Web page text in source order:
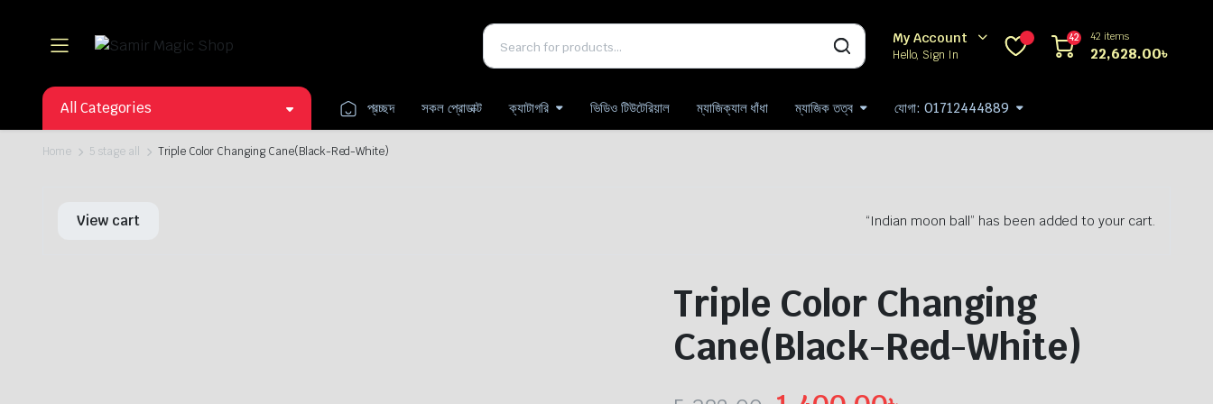
My Account
Hello, Sign In
42 42 items
22,628.00৳
All Categories প্রচ্ছদ সকল প্রোডাক্ট ক্যাটাগরি ভিডিও টিউটেরিয়াল ম্যাজিক্যাল ধাঁধা ম্যাজিক তত্ব যোগা: 01712444889
Home 5 stage all Triple Color Changing Cane(Black-Red-White)
“Indian moon ball” has been added to your cart.
View cart
Triple Color Changing
Cane(Black-Red-White)